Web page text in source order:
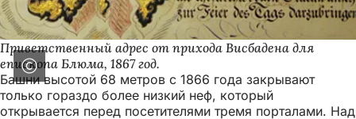
Приветственный адрес от прихода Висбадена для
епископа Блюма, 1867 год.
Башни высотой 68 метров с 1866 года закрывают
только гораздо более низкий неф, который
открывается перед посетителями тремя порталами. Над